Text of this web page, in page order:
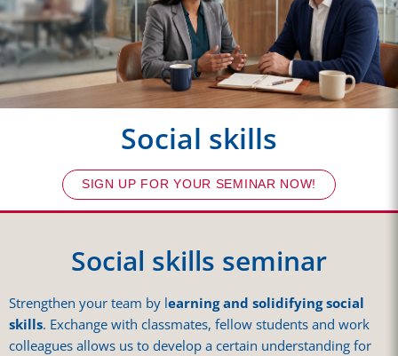
Social skills
SIGN UP FOR YOUR SEMINAR NOW!
Social skills seminar
Strengthen your team by learning and solidifying social
skills. Exchange with classmates, fellow students and work
colleagues allows us to develop a certain understanding for